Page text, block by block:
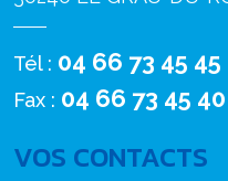
Tél : 04 66 73 45 45
Fax : 04 66 73 45 40
VOS CONTACTS